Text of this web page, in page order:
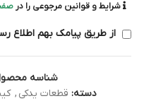
شرایط و قوانین مرجوعی را در
از طریق پیامک بهم اطلاع
شناسه
دسته: قطعات یدکی ,